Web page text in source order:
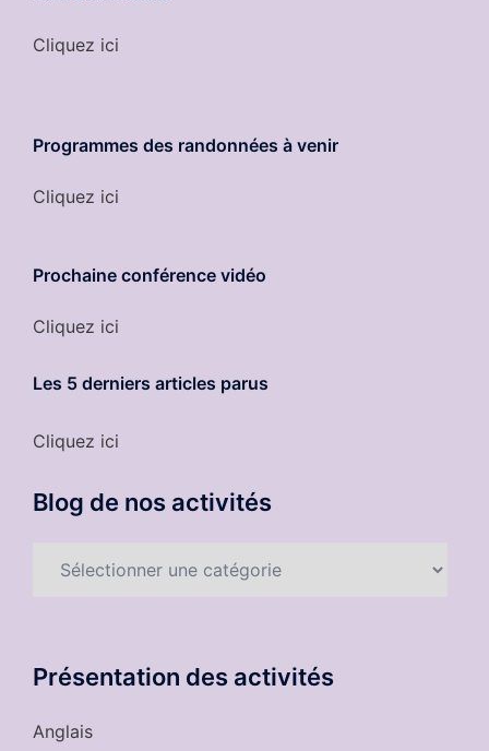
Cliquez ici
Programmes des randonnées à venir
Cliquez ici
Prochaine conférence vidéo
Cliquez ici
Les 5 derniers articles parus
Cliquez ici
Blog de nos activités
Présentation des activités
Anglais